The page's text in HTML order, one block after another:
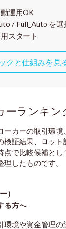
運用OK
/ Full_Auto を選
スタート
クと仕組みを見
ーランキン
ーカーの取引環境
検証結果、ロット
点で比較候補と
理したものです。
）
る方へ
境や資金管理の